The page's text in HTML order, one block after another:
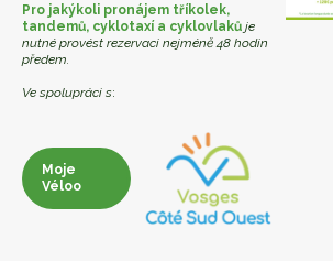
Pro jakýkoli pronájem tříkolek,
tandemů, cyklotaxí a cyklovlaků je
nutné provést rezervaci nejméně 48 hodin
předem.
Ve spolupráci s:
Moje
Véloo